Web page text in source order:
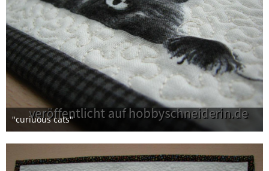
"curiuous cats"
7. Februar 2015